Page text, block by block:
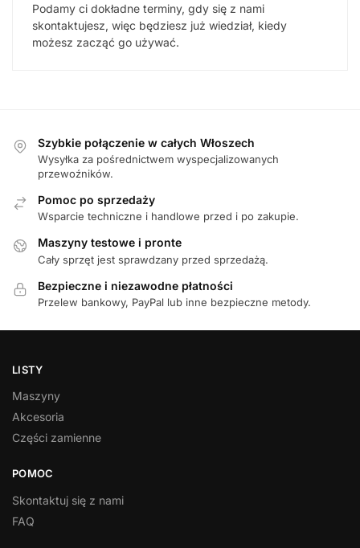
Podamy ci dokładne terminy, gdy się z nami
skontaktujesz, więc będziesz już wiedział, kiedy
możesz zacząć go używać.
Szybkie połączenie w całych Włoszech
Wysyłka za pośrednictwem wyspecjalizowanych
przewoźników.
Pomoc po sprzedaży
Wsparcie techniczne i handlowe przed i po zakupie.
Maszyny testowe i pronte
Cały sprzęt jest sprawdzany przed sprzedażą.
Bezpieczne i niezawodne płatności
Przelew bankowy, PayPal lub inne bezpieczne metody.
LISTY
Maszyny
Akcesoria
Części zamienne
POMOC
Skontaktuj się z nami
FAQ